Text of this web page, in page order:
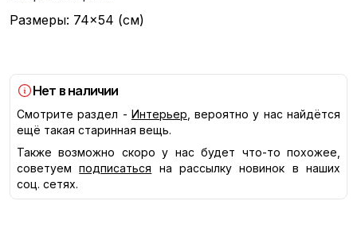
Размеры: 74×54 (см)
Нет в наличии
Смотрите раздел - Интерьер , вероятно у нас найдётся
ещё такая старинная вещь.
Также возможно скоро у нас будет что-то похожее,
советуем
подписаться
на рассылку новинок в наших
соц. сетях.